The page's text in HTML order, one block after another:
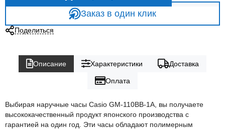
Заказ в один клик
Поделиться
Описание Характеристики Доставка
Оплата
Выбирая наручные часы Casio GM-110BB-1A, вы получаете
высококачественный продукт японского производства с
гарантией на один год. Эти часы обладают полимерным